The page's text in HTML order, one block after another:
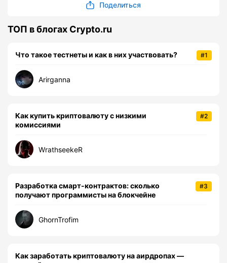
Поделиться
ТОП в блогах Crypto.ru
#1
Что такое тестнеты и как в них участвовать?
Arirganna
#2
Как купить криптовалюту с низкими
комиссиями
WrathseekeR
#3
Разработка смарт-контрактов: сколько
получают программисты на блокчейне
GhornTrofim
Как заработать криптовалюту на аирдропах —